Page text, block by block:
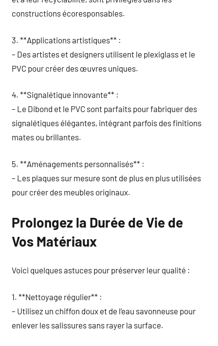
constructions écoresponsables.
3. **Applications artistiques** :
– Des artistes et designers utilisent le plexiglass et le
PVC pour créer des œuvres uniques.
4. **Signalétique innovante** :
– Le Dibond et le PVC sont parfaits pour fabriquer des
signalétiques élégantes, intégrant parfois des finitions
mates ou brillantes.
5. **Aménagements personnalisés** :
– Les plaques sur mesure sont de plus en plus utilisées
pour créer des meubles originaux.
Prolongez la Durée de Vie de
Vos Matériaux
Voici quelques astuces pour préserver leur qualité :
1. **Nettoyage régulier** :
– Utilisez un chiffon doux et de l’eau savonneuse pour
enlever les salissures sans rayer la surface.